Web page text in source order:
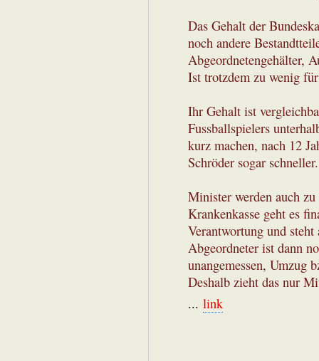
Das Gehalt der
noch andere
Abgeordnetengehälter,
Ist trotzdem zu wenig
Ihr Gehalt ist
Fussballspielers
kurz machen, nach 12
Schröder sogar schneller.
Minister werden auch
Krankenkasse geht es
Verantwortung und
Abgeordneter ist dann
unangemessen, Umzug
Deshalb zieht das nur
... link